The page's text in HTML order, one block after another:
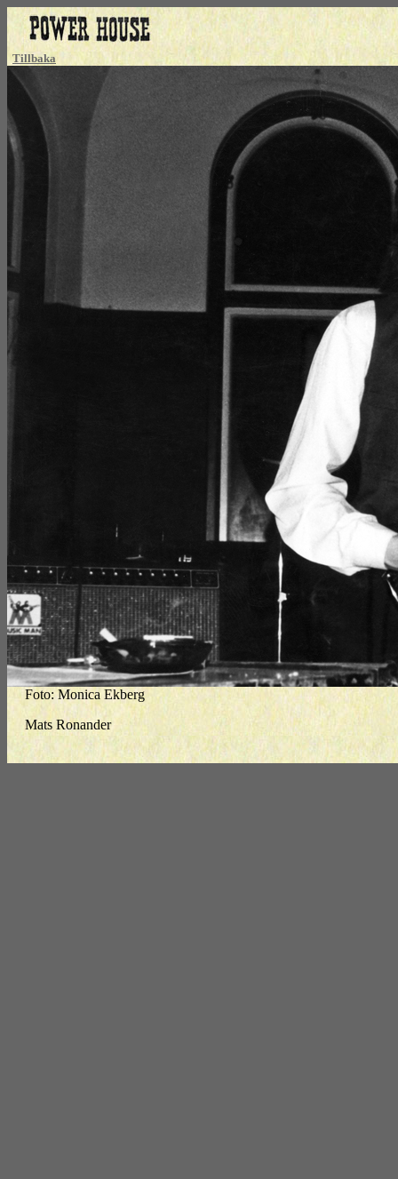
Tillbaka
Foto: Monica Ekberg
Mats Ronander